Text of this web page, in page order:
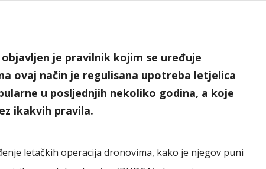
je pravilnik kojim se uređuje
ovaj način je regulisana upotreba letjelica
u posljednjih nekoliko godina, a koje
ikakvih pravila.
letačkih operacija dronovima, kako je njegov puni